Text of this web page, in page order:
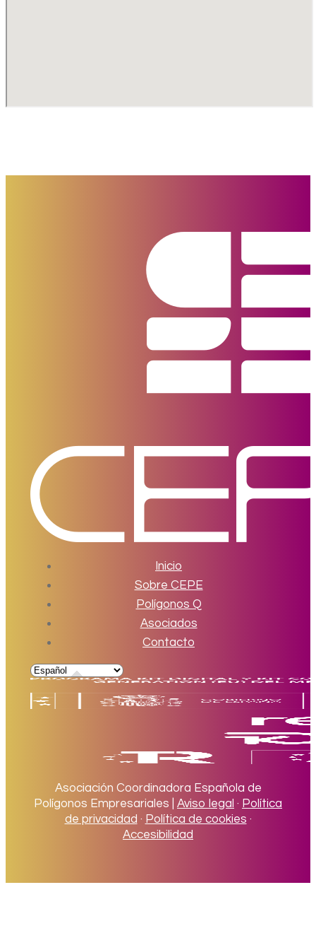
Inicio
Sobre CEPE
Polígonos Q
Asociados
Contacto
Asociación Coordinadora Española de
Polígonos Empresariales | Aviso legal · Política
de privacidad · Política de cookies ·
Accesibilidad